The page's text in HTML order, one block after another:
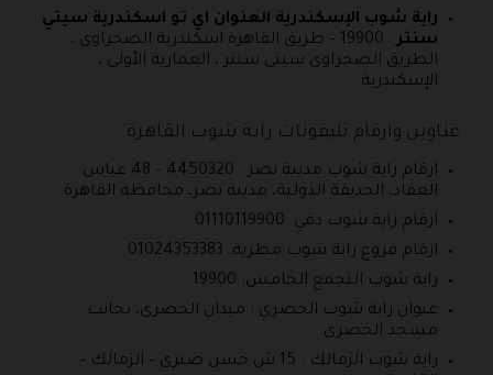
راية شوب الإسكندرية العنوان اي تو اسكندرية سيتي
سنتر
: 19900 – طريق القاهرة اسكندرية الصحراوى ،
الطريق الصحراوى سيتى سنتر ، العمارية الأولى ،
الإسكندرية.
عناوين وارقام تليفونات راية شوب القاهرة
ارقام راية شوب مدينة نصر : 4450320 – 48 عباس
العقاد، الحديقة الدولية، مدينة نصر، محافظة القاهرة‬.
ارقام راية شوب دقي :01110119900.
ارقام فروع راية شوب مطرية: 01024353383.
راية شوب التجمع الخامس: 19900.
عنوان راية شوب الحصري : ميدان الحصرى، بجانب
مسجد الحصرى.
راية شوب الزمالك : 15 ش حسن صبرى – الزمالك –